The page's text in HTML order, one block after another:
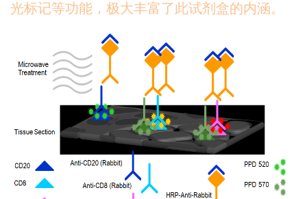
光标记等功能，极大丰富了此试剂盒的内涵。